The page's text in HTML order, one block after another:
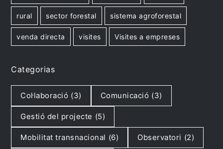
rural sector forestal sistema agroforestal
venda directa visites Visites a empreses
Categorias
Col·laboració (3) Comunicació (3)
Gestió del projecte (5)
Mobilitat transnacional (6) Observatori (2)